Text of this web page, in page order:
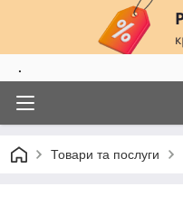
.
Товари та послуги